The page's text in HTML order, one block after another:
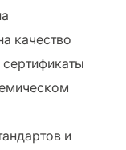
качество
и